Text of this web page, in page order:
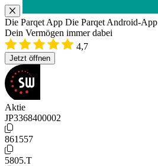
Die Parqet App Die Parqet Android-App
Dein Vermögen immer dabei
4,7
Jetzt öffnen
Aktie
JP3368400002
861557
5805.T